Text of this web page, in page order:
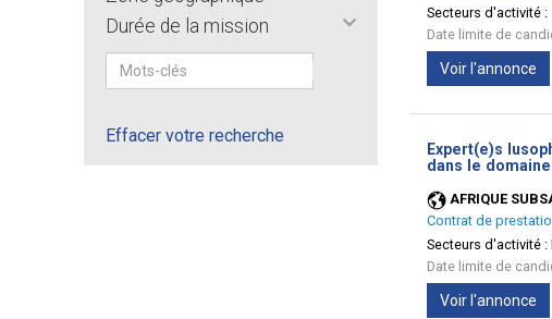
Durée de la mission
Effacer votre recherche
Secteurs d'activité :
Date limite de
Voir l'annonce
Expert(e)s
dans le
AFRIQUE
Contrat de
Secteurs d'activité :
Date limite de
Voir l'annonce